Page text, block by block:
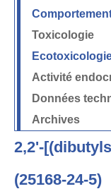
Toxicologie
Activité
Données
Archives
2,2'-
(25168-24-5)